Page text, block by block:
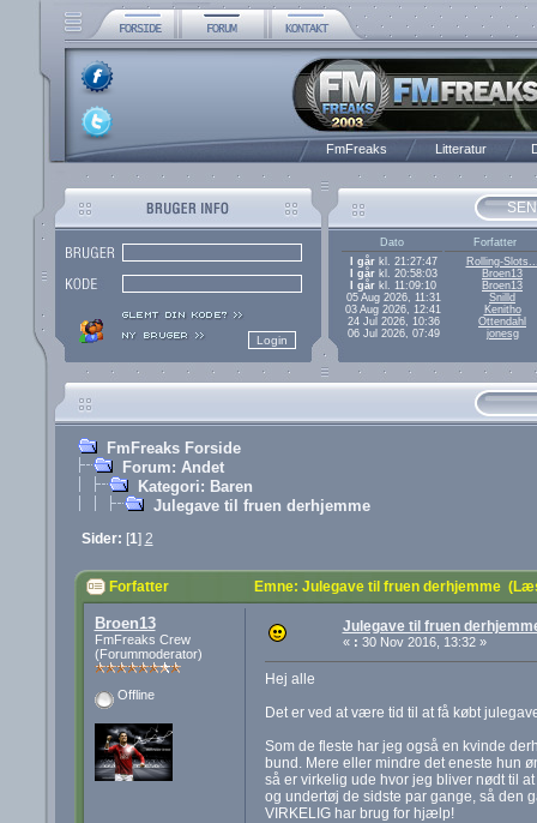
FmFreaks Litteratur
Dato
Forfatter
I gårkl. 21:27:47
Rolling-
I gårkl. 20:58:03
Broen13
I går kl. 11:09:10
Broen13
05 Aug 2026, 11:31
Snilld
03 Aug 2026, 12:41
Kenitho
24 Jul 2026, 10:36
Ottendahl
06 Jul 2026, 07:49
jonesg
FmFreaks Forside
Forum: Andet
Kategori: Baren
Julegave til fruen derhjemme
Sider: [1] 2
Forfatter Emne: Julegave til fruen derhjemme
Broen13
FmFreaks Crew
(Forummoderator)
Offline
Julegave til fruen
« : 30 Nov 2016, 13:32 »
Hej alle
Det er ved at være tid til at få købt
Som de fleste har jeg også en kvinde
bund. Mere eller mindre det eneste hun
så er virkelig ude hvor jeg bliver nødt til
og undertøj de sidste par gange, så den
VIRKELIG har brug for hjælp!